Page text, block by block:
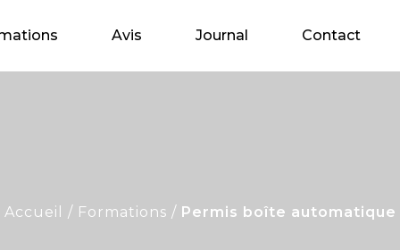
Avis Journal Contact
Accueil Formations Permis boîte automatique